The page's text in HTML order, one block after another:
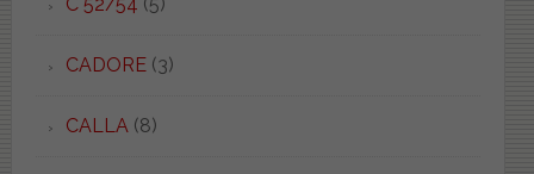
CADORE(3)
CALLA (8)